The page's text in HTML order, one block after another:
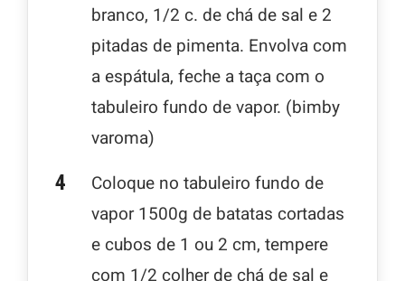
branco, 1/2 c. de chá de sal e 2
pitadas de pimenta. Envolva com
a espátula, feche a taça com o
tabuleiro fundo de vapor. (bimby
varoma)
Coloque no tabuleiro fundo de
vapor 1500g de batatas cortadas
e cubos de 1 ou 2 cm, tempere
com 1/2 colher de chá de sal e